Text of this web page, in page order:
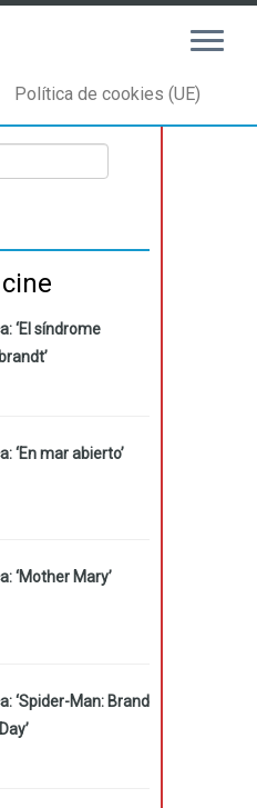
Política de cookies (UE)
‘El síndrome
‘En mar abierto’
‘Mother Mary’
‘Spider-Man: Brand